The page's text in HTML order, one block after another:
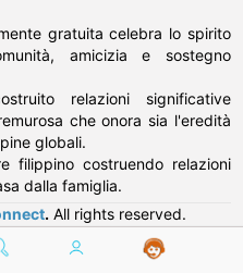
gratuita celebra lo spirito
amicizia e sostegno
relazioni significative
che onora sia l'eredità
globali.
filippino costruendo relazioni
dalla famiglia.
. All rights reserved.